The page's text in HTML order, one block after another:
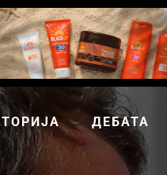
ДЕБАТА